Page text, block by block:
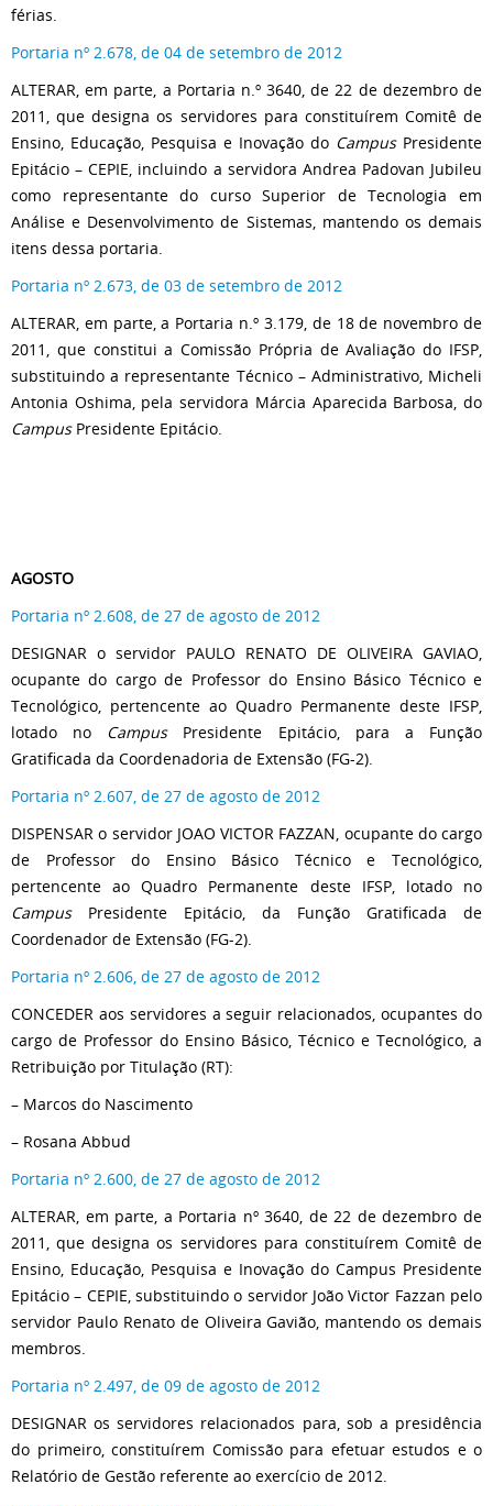
férias.
Portaria nº 2.678, de 04 de setembro de 2012
ALTERAR, em parte, a Portaria n.º 3640, de 22 de dezembro de
2011, que designa os servidores para constituírem Comitê de
Ensino, Educação, Pesquisa e Inovação do Campus Presidente
Epitácio – CEPIE, incluindo a servidora Andrea Padovan Jubileu
como representante do curso Superior de Tecnologia em
Análise e Desenvolvimento de Sistemas, mantendo os demais
itens dessa portaria.
Portaria nº 2.673, de 03 de setembro de 2012
ALTERAR, em parte, a Portaria n.º 3.179, de 18 de novembro de
2011, que constitui a Comissão Própria de Avaliação do IFSP,
substituindo a representante Técnico – Administrativo, Micheli
Antonia Oshima, pela servidora Márcia Aparecida Barbosa, do
Campus Presidente Epitácio.
AGOSTO
Portaria nº 2.608, de 27 de agosto de 2012
DESIGNAR o servidor PAULO RENATO DE OLIVEIRA GAVIAO,
ocupante do cargo de Professor do Ensino Básico Técnico e
Tecnológico, pertencente ao Quadro Permanente deste IFSP,
lotado no Campus Presidente Epitácio, para a Função
Gratificada da Coordenadoria de Extensão (FG-2).
Portaria nº 2.607, de 27 de agosto de 2012
DISPENSAR o servidor JOAO VICTOR FAZZAN, ocupante do cargo
de Professor do Ensino Básico Técnico e Tecnológico,
pertencente ao Quadro Permanente deste IFSP, lotado no
Campus Presidente Epitácio, da Função Gratificada de
Coordenador de Extensão (FG-2).
Portaria nº 2.606, de 27 de agosto de 2012
CONCEDER aos servidores a seguir relacionados, ocupantes do
cargo de Professor do Ensino Básico, Técnico e Tecnológico, a
Retribuição por Titulação (RT):
– Marcos do Nascimento
– Rosana Abbud
Portaria nº 2.600, de 27 de agosto de 2012
ALTERAR, em parte, a Portaria nº 3640, de 22 de dezembro de
2011, que designa os servidores para constituírem Comitê de
Ensino, Educação, Pesquisa e Inovação do Campus Presidente
Epitácio – CEPIE, substituindo o servidor João Victor Fazzan pelo
servidor Paulo Renato de Oliveira Gavião, mantendo os demais
membros.
Portaria nº 2.497, de 09 de agosto de 2012
DESIGNAR os servidores relacionados para, sob a presidência
do primeiro, constituírem Comissão para efetuar estudos e o
Relatório de Gestão referente ao exercício de 2012.